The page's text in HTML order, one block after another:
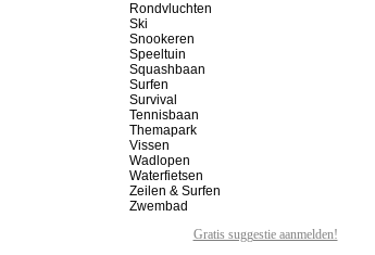
Rondvluchten
Ski
Snookeren
Speeltuin
Squashbaan
Surfen
Survival
Tennisbaan
Themapark
Vissen
Wadlopen
Waterfietsen
Zeilen & Surfen
Zwembad
Gratis suggestie aanmelden!